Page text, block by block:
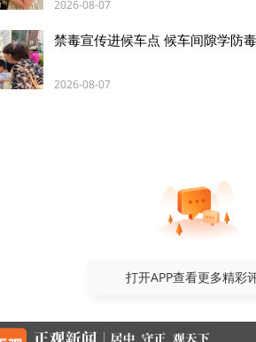
动，孩子们不仅收获了动手协作的
站会围绕暑期常见安全主题，陆续
观号作者或机构在正观新闻上传并发布，仅代表该作
2026-08-07
禁毒宣传进候车点 候车间隙学防毒
2026-08-07
打开APP查看更多精彩